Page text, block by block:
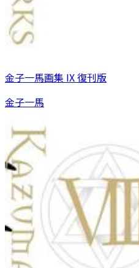
金子一馬画集 IX 復刊版
金子一馬